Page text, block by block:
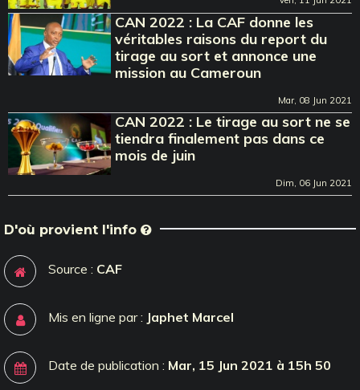
CAN 2022 : La CAF donne les
véritables raisons du report du
tirage au sort et annonce une
mission au Cameroun
Mar, 08 Jun 2021
CAN 2022 : Le tirage au sort ne se
tiendra finalement pas dans ce
mois de juin
Dim, 06 Jun 2021
D'où provient l'info
Source : CAF
Mis en ligne par : Japhet Marcel
Date de publication : Mar, 15 Jun 2021 à 15h 50